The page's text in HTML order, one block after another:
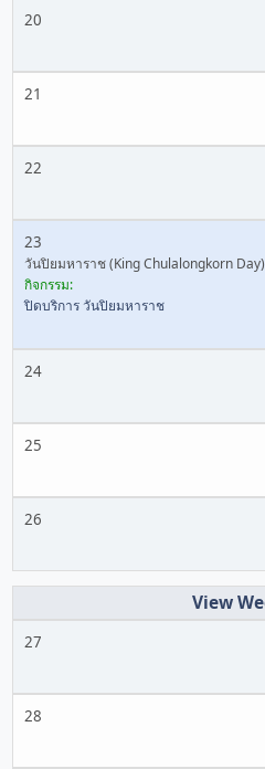
20
21
22
23
วันปิยมหาราช (King Chulalongkorn Day)
กิจกรรม:
ปิดบริการ วันปิยมหาราช
24
25
26
27
28